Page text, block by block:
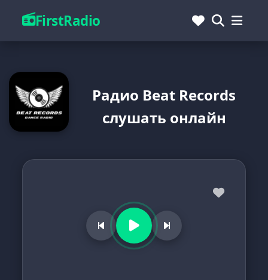
FirstRadio
Радио Beat Records
слушать онлайн